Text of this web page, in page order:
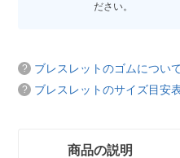
ださい。
ブレスレットのゴムについ
ブレスレットのサイズ目安
商品の説明